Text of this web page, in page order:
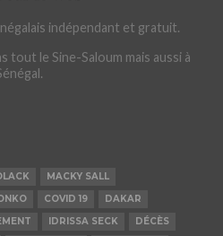
indépendant et gratuit.
tout le Sine-Saloum mais aussi à
MACKY SALL
COVID 19
DAKAR
IDRISSA SECK
DÉCÈS